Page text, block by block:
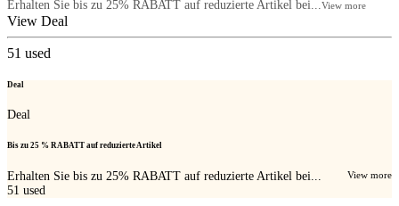
Erhalten Sie bis zu 25% RABATT auf reduzierte Artikel bei... View more
View Deal
51 used
Deal
Deal
Bis zu 25 % RABATT auf reduzierte Artikel
Erhalten Sie bis zu 25% RABATT auf reduzierte Artikel bei... View more
51 used